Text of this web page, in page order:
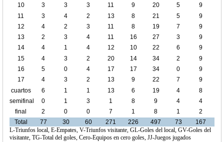
10
3 3 3 11 9 20 5
9
11
3 4 2 13 8 21 5
9
12
4 2 3 11 8 19 7
9
13
2 3 4 11 16 27 3
9
14
4 1 4 12 10 22 6
9
15
4 3 2 20 14 34 2
9
16
5 0 4 17 17 34 0
9
17
4 3 2 13 9 22 7
9
cuartos
de final
6 1 1 13 6 19 4
8
semifinal
0 1 3 1 8 9 4
4
final
2 0 0 7 1 8 1
2
Total
77 30 60 271 226 497 73
167
L-Triunfos local, E-Empates, V-Triunfos visitante, GL-Goles del local, GV-Goles del
visitante, TG-Total del goles, Cero-Equipos en cero goles, JJ-Juegos jugados